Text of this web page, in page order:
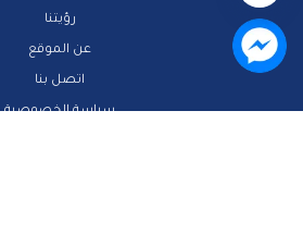
رؤيتنا
عن الموقع
اتصل بنا
سياسة الخصوصية